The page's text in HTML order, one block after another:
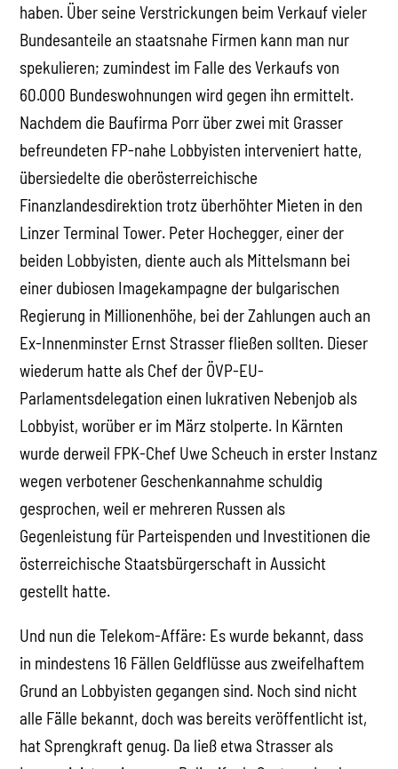
haben. Über seine Verstrickungen beim Verkauf vieler
Bundesanteile an staatsnahe Firmen kann man nur
spekulieren; zumindest im Falle des Verkaufs von
60.000 Bundeswohnungen wird gegen ihn ermittelt.
Nachdem die Baufirma Porr über zwei mit Grasser
befreundeten FP-nahe Lobbyisten interveniert hatte,
übersiedelte die oberösterreichische
Finanzlandesdirektion trotz überhöhter Mieten in den
Linzer Terminal Tower. Peter Hochegger, einer der
beiden Lobbyisten, diente auch als Mittelsmann bei
einer dubiosen Imagekampagne der bulgarischen
Regierung in Millionenhöhe, bei der Zahlungen auch an
Ex-Innenminster Ernst Strasser fließen sollten. Dieser
wiederum hatte als Chef der ÖVP-EU-
Parlamentsdelegation einen lukrativen Nebenjob als
Lobbyist, worüber er im März stolperte. In Kärnten
wurde derweil FPK-Chef Uwe Scheuch in erster Instanz
wegen verbotener Geschenkannahme schuldig
gesprochen, weil er mehreren Russen als
Gegenleistung für Parteispenden und Investitionen die
österreichische Staatsbürgerschaft in Aussicht
gestellt hatte.
Und nun die Telekom-Affäre: Es wurde bekannt, dass
in mindestens 16 Fällen Geldflüsse aus zweifelhaftem
Grund an Lobbyisten gegangen sind. Noch sind nicht
alle Fälle bekannt, doch was bereits veröffentlicht ist,
hat Sprengkraft genug. Da ließ etwa Strasser als